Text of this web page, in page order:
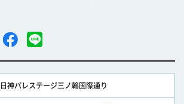
日神パレステージ三ノ輪国際通り